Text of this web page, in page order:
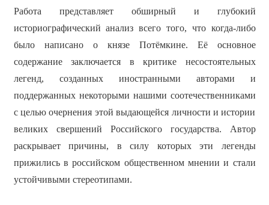
Работа представляет обширный и глубокий
историографический анализ всего того, что когда-либо
было написано о князе Потёмкине. Её основное
содержание заключается в критике несостоятельных
легенд, созданных иностранными авторами и
поддержанных некоторыми нашими соотечественниками
с целью очернения этой выдающейся личности и истории
великих свершений Российского государства. Автор
раскрывает причины, в силу которых эти легенды
прижились в российском общественном мнении и стали
устойчивыми стереотипами.